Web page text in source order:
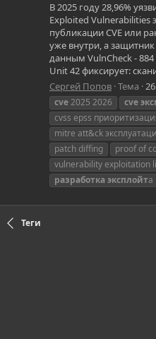
В 2025 году 28,96%
Exploited Vulnerabilities
публикации CVE или
уже внутри, а
данным VulnCheck -
Unit 42 фиксирует:
Сергей Попов Тема
cve2025 2026 cve
cvss epss
mitre att&ck
patch diffing
proof of
vulnerability exploitation
разработкаэксплойта
Теги